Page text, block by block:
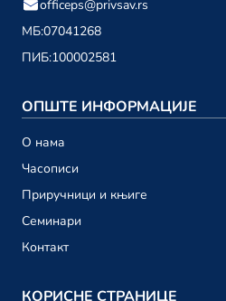
01. децембар
новембар 2023.
24. новембар
Привредни саветник ТВ 197
03. новембар
officeps@privsav.rs
МБ:07041268
ПИБ:100002581
ОПШТЕ ИНФОРМАЦИЈЕ
О намa
Часописи
Приручници и књиге
Семинари
Контакт
КОРИСНЕ СТРАНИЦЕ